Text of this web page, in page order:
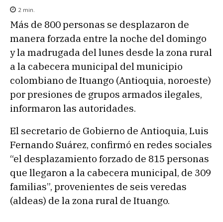
2 min.
Más de 800 personas se desplazaron de
manera forzada entre la noche del domingo
y la madrugada del lunes desde la zona rural
a la cabecera municipal del municipio
colombiano de Ituango (Antioquia, noroeste)
por presiones de grupos armados ilegales,
informaron las autoridades.
El secretario de Gobierno de Antioquia, Luis
Fernando Suárez, confirmó en redes sociales
“el desplazamiento forzado de 815 personas
que llegaron a la cabecera municipal, de 309
familias”, provenientes de seis veredas
(aldeas) de la zona rural de Ituango.